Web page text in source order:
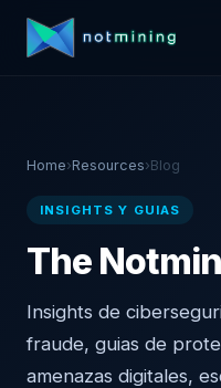
Home›Resources›Blog
INSIGHTS Y GUIAS
The
Insights de
fraude, guias de
amenazas digitales,